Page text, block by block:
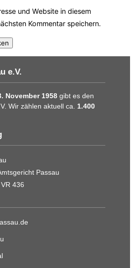
und Website in diesem
Kommentar speichern.
e.V.
November 1958 gibt es den
Wir zählen aktuell ca. 1.400
Passau
VR 436